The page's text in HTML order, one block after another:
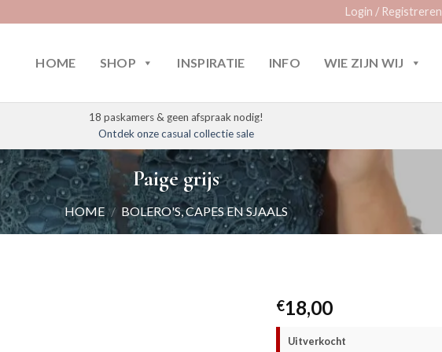
Login / Registreren
HOME SHOP INSPIRATIE INFO WIE ZIJN WIJ
18 paskamers & geen afspraak nodig!
Ontdek onze casual collectie sale
Paige grijs
HOME / BOLERO'S, CAPES EN SJAALS
€18,00
Uitverkocht